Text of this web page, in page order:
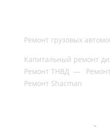
Ремонт грузовых
Капитальный ремонт
Ремонт ТНВД —
Ремонт Shacman